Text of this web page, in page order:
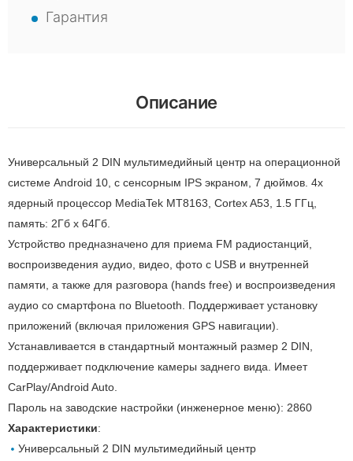
Гарантия
Описание
Универсальный 2 DIN мультимедийный центр на операционной
системе Android 10, с сенсорным IPS экраном, 7 дюймов. 4x
ядерный процессор MediaTek MT8163, Сortex A53, 1.5 ГГц,
память: 2Гб х 64Гб.
Устройство предназначено для приема FM радиостанций,
воспроизведения аудио, видео, фото с USB и внутренней
памяти, а также для разговора (hands free) и воспроизведения
аудио со смартфона по Вluetooth. Поддерживает установку
приложений (включая приложения GPS навигации).
Устанавливается в стандартный монтажный размер 2 DIN,
поддерживает подключение камеры заднего вида. Имеет
CarPlay/Android Auto.
Пароль на заводские настройки (инженерное меню): 2860
Характеристики:
Универсальный 2 DIN мультимедийный центр